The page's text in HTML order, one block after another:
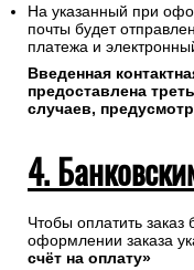
На указанный при
почты будет
платежа и
Введенная
предоставлена
случаев,
4.
Чтобы оплатить
оформлении заказа
счёт на оплату»